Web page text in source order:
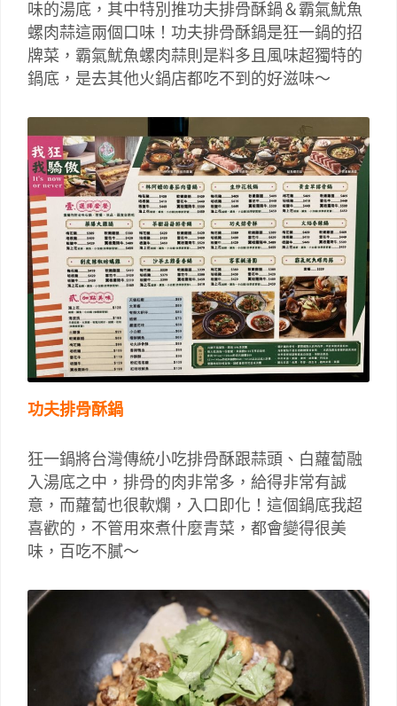
味的湯底，其中特別推功夫排骨酥鍋＆霸氣魷魚
螺肉蒜這兩個口味！功夫排骨酥鍋是狂一鍋的招
牌菜，霸氣魷魚螺肉蒜則是料多且風味超獨特的
鍋底，是去其他火鍋店都吃不到的好滋味～
功夫排骨酥鍋
狂一鍋將台灣傳統小吃排骨酥跟蒜頭、白蘿蔔融
入湯底之中，排骨的肉非常多，給得非常有誠
意，而蘿蔔也很軟爛，入口即化！這個鍋底我超
喜歡的，不管用來煮什麼青菜，都會變得很美
味，百吃不膩～